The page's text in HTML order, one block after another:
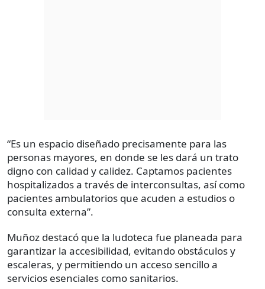
“Es un espacio diseñado precisamente para las
personas mayores, en donde se les dará un trato
digno con calidad y calidez. Captamos pacientes
hospitalizados a través de interconsultas, así como
pacientes ambulatorios que acuden a estudios o
consulta externa”.
Muñoz destacó que la ludoteca fue planeada para
garantizar la accesibilidad, evitando obstáculos y
escaleras, y permitiendo un acceso sencillo a
servicios esenciales como sanitarios.